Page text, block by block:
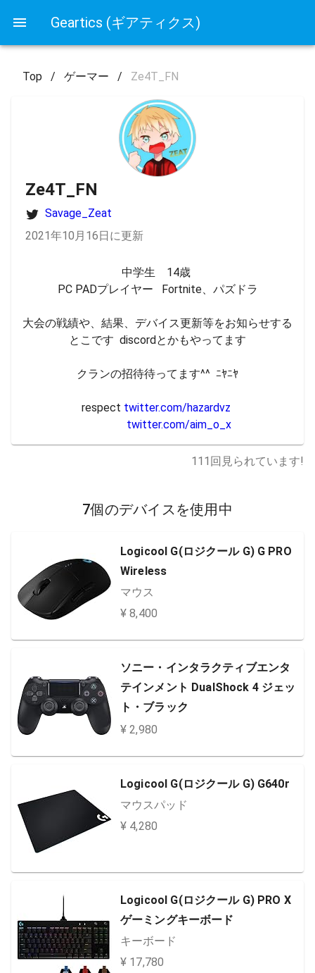
Geartics (ギアティクス)
Top / ゲーマー / Ze4T_FN
Ze4T_FN
Savage_Zeat
2021年10月16日に更新
中学生　14歳
PC PADプレイヤー   Fortnite、パズドラ
大会の戦績や、結果、デバイス更新等をお知らせする
とこです  discordとかもやってます
クランの招待待ってます^^  ﾆﾔﾆﾔ
respect twitter.com/hazardvz
twitter.com/aim_o_x
111 回見られています!
7個のデバイスを使用中
Logicool G(ロジクール G) G PRO
Wireless
マウス
¥ 8,400
ソニー・インタラクティブエンタ
テインメント DualShock 4 ジェッ
ト・ブラック
¥ 2,980
Logicool G(ロジクール G) G640r
マウスパッド
¥ 4,280
Logicool G(ロジクール G) PRO X
ゲーミングキーボード
キーボード
¥ 17,780